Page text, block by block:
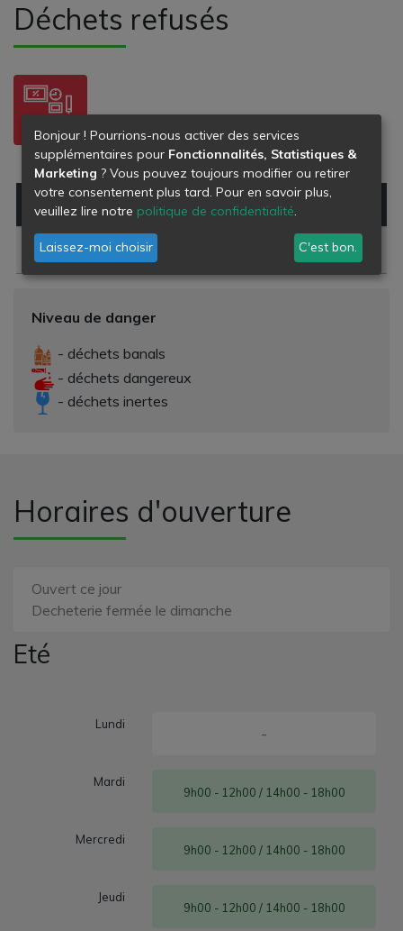
Déchets refusés
Type de déchet Danger
Mobilier hors d'usage
Niveau de danger
- déchets banals
- déchets dangereux
- déchets inertes
MEUBLES
Horaires d'ouverture
Ouvert ce jour
Decheterie fermée le dimanche
Eté
Lundi
-
Mardi
9h00 - 12h00 / 14h00 - 18h00
Mercredi
9h00 - 12h00 / 14h00 - 18h00
Jeudi
9h00 - 12h00 / 14h00 - 18h00
Bonjour ! Pourrions-nous activer des services
supplémentaires pour Fonctionnalités, Statistiques &
Marketing ? Vous pouvez toujours modifier ou retirer
votre consentement plus tard. Pour en savoir plus,
veuillez lire notre politique de confidentialité.
Laissez-moi choisir C'est bon.